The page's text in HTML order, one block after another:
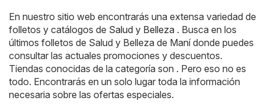
En nuestro sitio web encontrarás una extensa variedad de
folletos y catálogos de Salud y Belleza . Busca en los
últimos folletos de Salud y Belleza de Maní donde puedes
consultar las actuales promociones y descuentos.
Tiendas conocidas de la categoría son . Pero eso no es
todo. Encontrarás en un solo lugar toda la información
necesaria sobre las ofertas especiales.